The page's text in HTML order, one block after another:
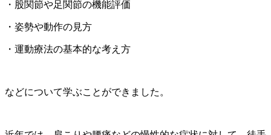
・股関節や足関節の機能評価
・姿勢や動作の見方
・運動療法の基本的な考え方
などについて学ぶことができました。